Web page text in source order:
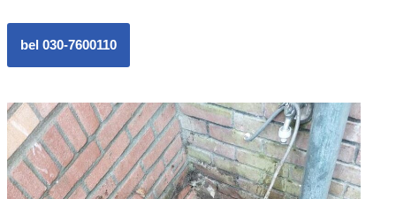
bel 030-7600110